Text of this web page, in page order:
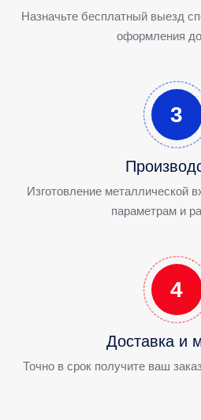
Назначьте бесплатный выезд
оформления
3
Изготовление металлической
параметрам и
4
Доставка и
Точно в срок получите ваш